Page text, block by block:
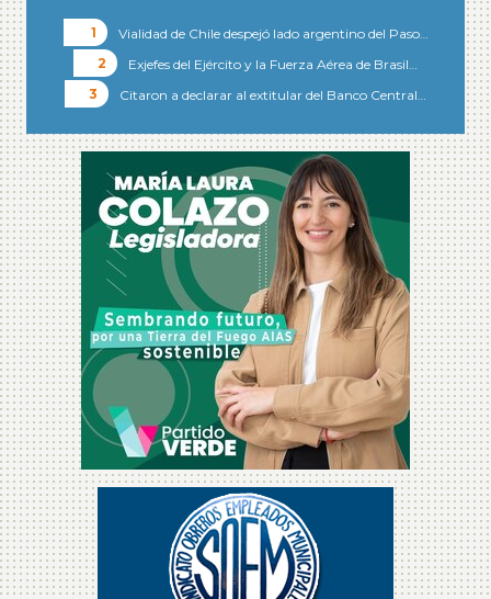
Vialidad de Chile despejó lado argentino del Paso…
Exjefes del Ejército y la Fuerza Aérea de Brasil…
Citaron a declarar al extitular del Banco Central…